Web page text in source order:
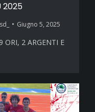
2025
Giugno 5, 2025
ORI, 2 ARGENTI E